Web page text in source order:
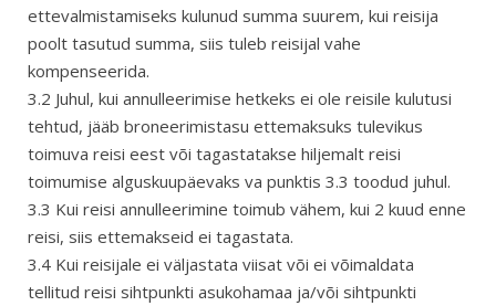
ettevalmistamiseks kulunud summa suurem, kui reisija
poolt tasutud summa, siis tuleb reisijal vahe
kompenseerida.
3.2 Juhul, kui annulleerimise hetkeks ei ole reisile kulutusi
tehtud, jääb broneerimistasu ettemaksuks tulevikus
toimuva reisi eest või tagastatakse hiljemalt reisi
toimumise alguskuupäevaks va punktis 3.3 toodud juhul.
3.3 Kui reisi annulleerimine toimub vähem, kui 2 kuud enne
reisi, siis ettemakseid ei tagastata.
3.4 Kui reisijale ei väljastata viisat või ei võimaldata
tellitud reisi sihtpunkti asukohamaa ja/või sihtpunkti